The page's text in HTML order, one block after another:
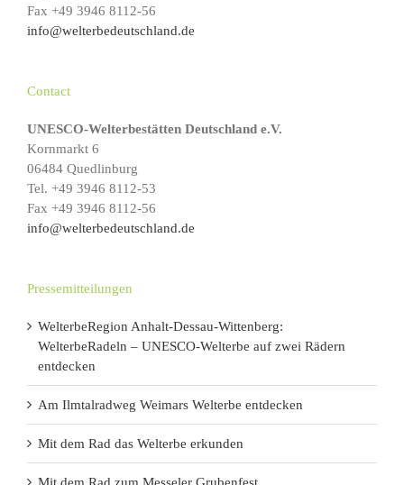
Fax +49 3946 8112-56
info@welterbedeutschland.de
Contact
UNESCO-Welterbestätten Deutschland e.V.
Kornmarkt 6
06484 Quedlinburg
Tel. +49 3946 8112-53
Fax +49 3946 8112-56
info@welterbedeutschland.de
Pressemitteilungen
WelterbeRegion Anhalt-Dessau-Wittenberg:
WelterbeRadeln – UNESCO-Welterbe auf zwei Rädern
entdecken
Am Ilmtalradweg Weimars Welterbe entdecken
Mit dem Rad das Welterbe erkunden